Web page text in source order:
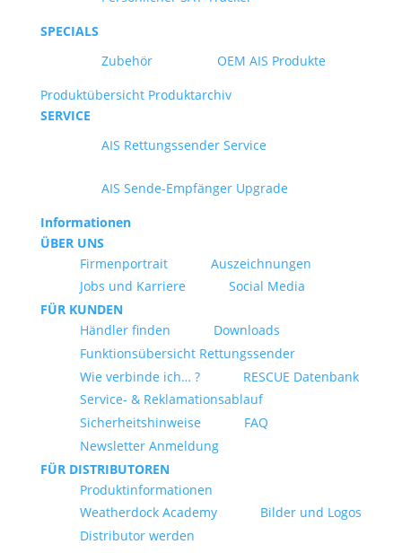
SPECIALS
Zubehör
OEM AIS Produkte
Produktübersicht Produktarchiv
SERVICE
AIS Rettungssender Service
AIS Sende-Empfänger Upgrade
Informationen
ÜBER UNS
Firmenportrait
Auszeichnungen
Jobs und Karriere
Social Media
FÜR KUNDEN
Händler finden
Downloads
Funktionsübersicht Rettungssender
Wie verbinde ich… ?
RESCUE Datenbank
Service- & Reklamationsablauf
Sicherheitshinweise
FAQ
Newsletter Anmeldung
FÜR DISTRIBUTOREN
Produktinformationen
Weatherdock Academy
Bilder und Logos
Distributor werden